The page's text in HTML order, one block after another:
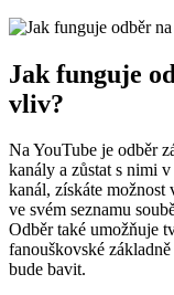
Jak funguje
vliv?
Na YouTube je odběr
kanály a zůstat s nimi
kanál, získáte
ve svém seznamu
Odběr také umožňuje
fanouškovské
bude bavit.